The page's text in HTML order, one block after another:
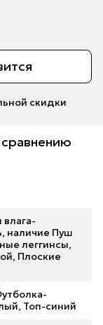
скидки
наличие Пуш
леггинсы,
Плоские
Топ-синий